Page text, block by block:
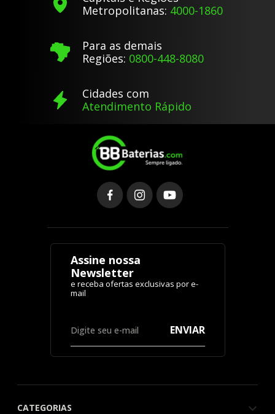
Metropolitanas: 4000-1860
Para as demais
Regiões: 0800-448-8080
Cidades com
Atendimento Rápido
Assine nossa
Newsletter
ENVIAR
CATEGORIAS